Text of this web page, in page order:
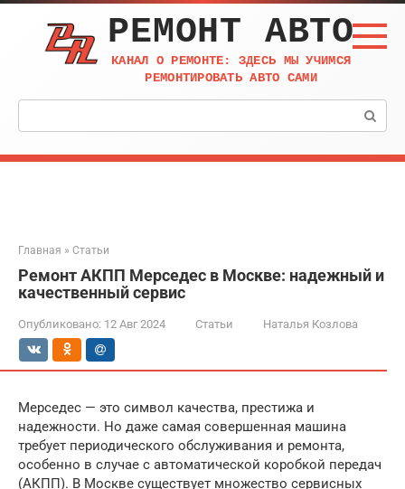
Перейти
контенту
РЕМОНТ АВТО
КАНАЛ О РЕМОНТЕ: ЗДЕСЬ МЫ УЧИМСЯ
РЕМОНТИРОВАТЬ АВТО САМИ
Поиск:
Главная » Статьи
Ремонт АКПП Мерседес в Москве: надежный и
качественный сервис
Опубликовано: 12 Авг 2024 Статьи Наталья Козлова
Мерседес — это символ качества, престижа и
надежности. Но даже самая совершенная машина
требует периодического обслуживания и ремонта,
особенно в случае с автоматической коробкой передач
(АКПП). В Москве существует множество сервисных